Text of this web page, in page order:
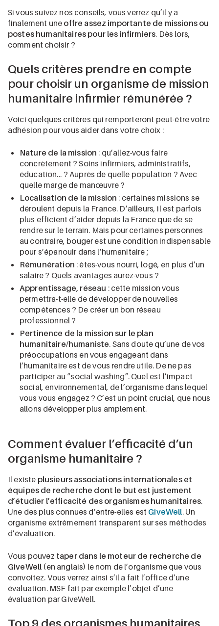
Si vous suivez nos conseils, vous verrez qu’il y a
finalement une offre assez importante de missions ou
postes humanitaires pour les infirmiers. Dès lors,
comment choisir ?
Quels critères prendre en compte
pour choisir un organisme de mission
humanitaire infirmier rémunérée ?
Voici quelques critères qui remporteront peut-être votre
adhésion pour vous aider dans votre choix :
Nature de la mission : qu’allez-vous faire
concrètement ? Soins infirmiers, administratifs,
éducation… ? Auprès de quelle population ? Avec
quelle marge de manœuvre ?
Localisation de la mission : certaines missions se
déroulent depuis la France. D’ailleurs, il est parfois
plus efficient d’aider depuis la France que de se
rendre sur le terrain. Mais pour certaines personnes
au contraire, bouger est une condition indispensable
pour s’épanouir dans l’humanitaire ;
Rémunération : êtes-vous nourri, logé, en plus d’un
salaire ? Quels avantages aurez-vous ?
Apprentissage, réseau : cette mission vous
permettra-t-elle de développer de nouvelles
compétences ? De créer un bon réseau
professionnel ?
Pertinence de la mission sur le plan
humanitaire/humaniste. Sans doute qu’une de vos
préoccupations en vous engageant dans
l’humanitaire est de vous rendre utile. De ne pas
participer au “social washing”. Quel est l’impact
social, environnemental, de l’organisme dans lequel
vous vous engagez ? C’est un point crucial, que nous
allons développer plus amplement.
Comment évaluer l’efficacité d’un
organisme humanitaire ?
Il existe plusieurs associations internationales et
équipes de recherche dont le but est justement
d’étudier l’efficacité des organismes humanitaires.
Une des plus connues d’entre-elles est GiveWell. Un
organisme extrêmement transparent sur ses méthodes
d’évaluation.
Vous pouvez taper dans le moteur de recherche de
GiveWell (en anglais) le nom de l’organisme que vous
convoitez. Vous verrez ainsi s’il a fait l’office d’une
évaluation. MSF fait par exemple l’objet d’une
évaluation par GiveWell.